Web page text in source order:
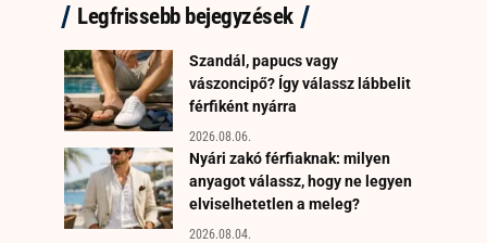
Legfrissebb bejegyzések
Szandál, papucs vagy
vászoncipő? Így válassz lábbelit
férfiként nyárra
2026.08.06.
Nyári zakó férfiaknak: milyen
anyagot válassz, hogy ne legyen
elviselhetetlen a meleg?
2026.08.04.